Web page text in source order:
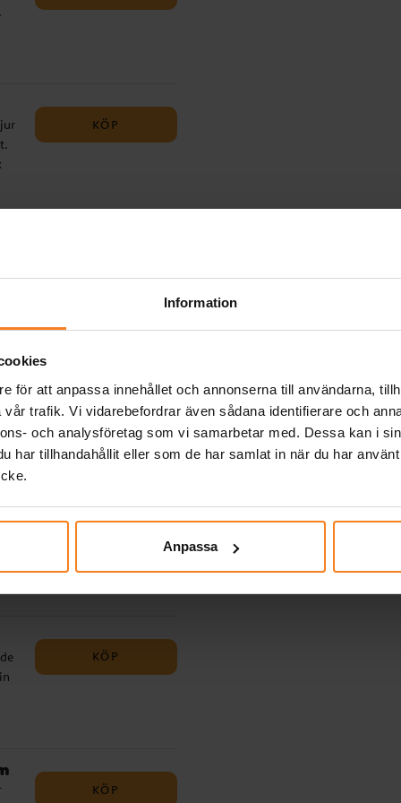
Information
för att anpassa innehållet och annonserna till användarna,
trafik. Vi vidarebefordrar även sådana identifierare och
och analysföretag som vi samarbetar med. Dessa kan i
har tillhandahållit eller som de har samlat in när du har
Anpassa
KÖP
KÖP
KÖP
KÖP
KÖP